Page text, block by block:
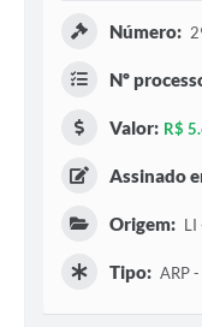
Número:
Nº
Valor: R$
Assinado
Origem: LI
Tipo: ARP